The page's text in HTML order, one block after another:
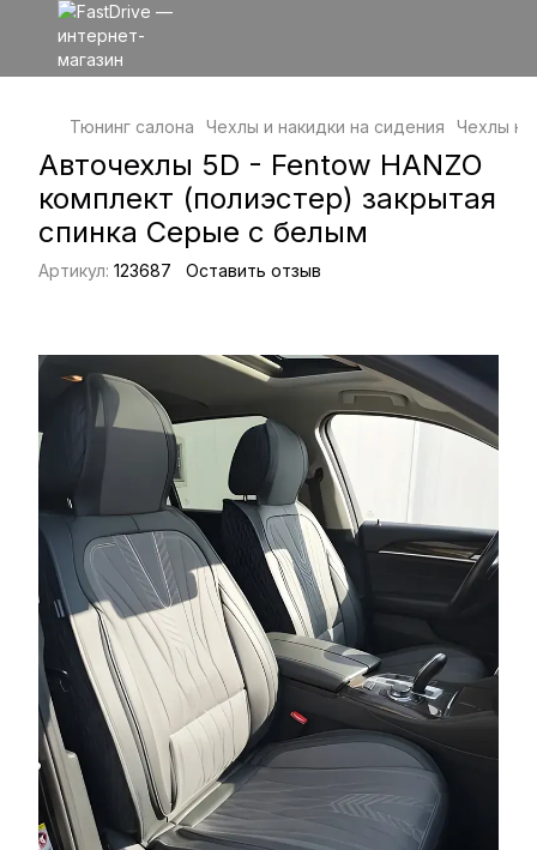
Тюнинг салона Чехлы и накидки на сидения Чехлы
Авточехлы 5D - Fentow HANZO
комплект (полиэстер) закрытая
спинка Серые с белым
Артикул: 123687 Оставить отзыв